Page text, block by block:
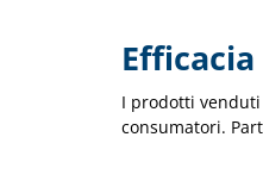
Efficacia
I prodotti
consumatori.